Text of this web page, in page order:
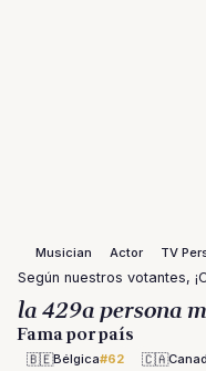
Musician Actor TV
Según nuestros votantes,
la 429a persona
Fama por país
🇧🇪Bélgica#62 🇨🇦